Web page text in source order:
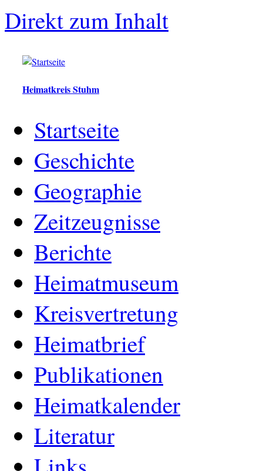
Direkt zum Inhalt
Heimatkreis Stuhm
Startseite
Geschichte
Geographie
Zeitzeugnisse
Berichte
Heimatmuseum
Kreisvertretung
Heimatbrief
Publikationen
Heimatkalender
Literatur